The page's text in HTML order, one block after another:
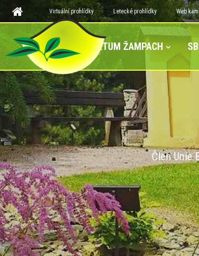
Virtuální prohlídky Letecké prohlídky Web
ARBORETUM ŽAMPACH
Člen Unie